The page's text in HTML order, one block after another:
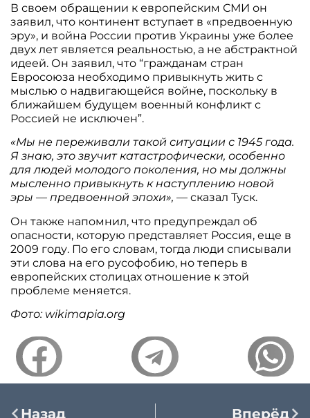
В своем обращении к европейским СМИ он
заявил, что континент вступает в «предвоенную
эру», и война России против Украины уже более
двух лет является реальностью, а не абстрактной
идеей. Он заявил, что “гражданам стран
Евросоюза необходимо привыкнуть жить с
мыслью о надвигающейся войне, поскольку в
ближайшем будущем военный конфликт с
Россией не исключен”.
«Мы не переживали такой ситуации с 1945 года.
Я знаю, это звучит катастрофически, особенно
для людей молодого поколения, но мы должны
мысленно привыкнуть к наступлению новой
эры — предвоенной эпохи», — сказал Туск.
Он также напомнил, что предупреждал об
опасности, которую представляет Россия, еще в
2009 году. По его словам, тогда люди списывали
эти слова на его русофобию, но теперь в
европейских столицах отношение к этой
проблеме меняется.
Фото: wikimapia.org
Назад Вперёд